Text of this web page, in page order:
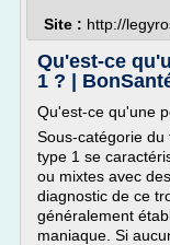
Site : http://
Qu'est-ce
1 ? |
Qu'est-ce qu'une
Sous-catégorie
type 1 se
ou mixtes avec
diagnostic de ce
généralement
maniaque. Si